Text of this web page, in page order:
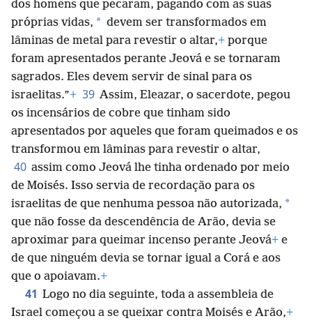
dos homens que pecaram, pagando com as suas
próprias vidas, * devem ser transformados em
lâminas de metal para revestir o altar,+ porque
foram apresentados perante Jeová e se tornaram
sagrados. Eles devem servir de sinal para os
israelitas.”+ 39 Assim, Eleazar, o sacerdote, pegou
os incensários de cobre que tinham sido
apresentados por aqueles que foram queimados e os
transformou em lâminas para revestir o altar,
40 assim como Jeová lhe tinha ordenado por meio
de Moisés. Isso servia de recordação para os
israelitas de que nenhuma pessoa não autorizada, *
que não fosse da descendência de Arão, devia se
aproximar para queimar incenso perante Jeová+ e
de que ninguém devia se tornar igual a Corá e aos
que o apoiavam.+
41 Logo no dia seguinte, toda a assembleia de
Israel começou a se queixar contra Moisés e Arão,+